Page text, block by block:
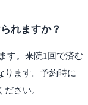
れますか？
す。来院1回で済む
ります。予約時に
さい。